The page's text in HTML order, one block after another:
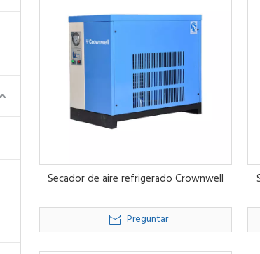
Secador de aire refrigerado Crownwell
Preguntar